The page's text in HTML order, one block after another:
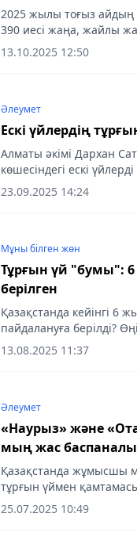
2025 жылы тоғыз айдың
390 иесі жаңа, жайлы
жұмыстарын «Алматы
кәсіпорны» және...
13.10.2025 12:50
Әлеумет
Ескі үйлердің
Алматы әкімі Дархан
көшесіндегі ескі
aqshamnews.kz
23.09.2025 14:24
Мұны білген жөн
Тұрғын үй "бумы": 6 жылда 871 мың пәтер пайдалануға
берілген
Қазақстанда кейінгі 6
пайдалануға берілді?
сұрақтардың жауабын
министрлігіне арнайы...
13.08.2025 11:37
Әлеумет
«Наурыз» және
мың жас
Қазақстанда жұмысшы
тұрғын үймен
әлеуметтік қолдаудың
ең өзекті...
25.07.2025 10:49